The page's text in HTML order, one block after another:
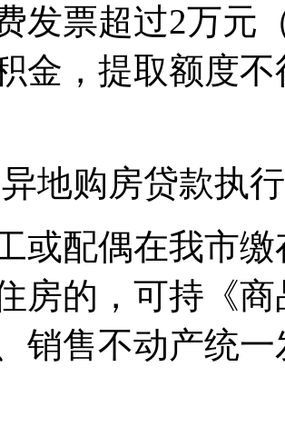
发票超过2万元
金，提取额度
地购房贷款执
或配偶在我市
房的，可持《
销售不动产统